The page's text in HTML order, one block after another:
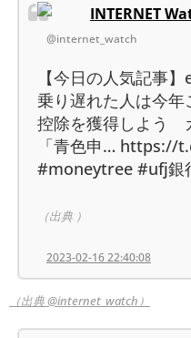
INTERNET
@internet_watch
【今日の人気記事
乗り遅れた人は今
控除を獲得しよう
「青色申… https://
#moneytree #ufj銀
（出典 ）
2023-02-16 22:40:08
（出典 @internet_watch）